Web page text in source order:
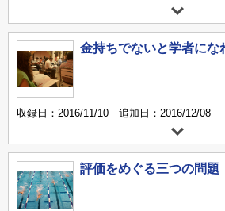
金持ちでないと学者にな
収録日：2016/11/10 追加日：2016/12/08
評価をめぐる三つの問題